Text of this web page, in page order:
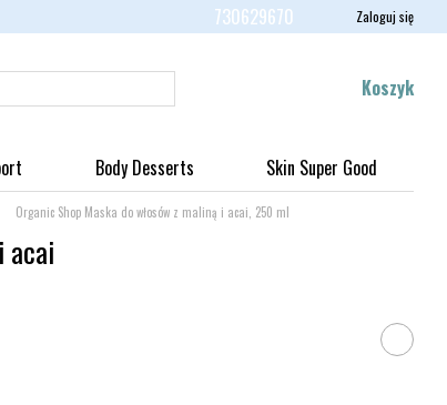
730629670 Zaloguj się
Koszyk
Body Desserts Skin Super Good
Organic Shop Maska do włosów z maliną i acai, 250 ml
acai